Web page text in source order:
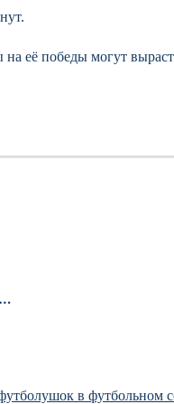
на её победы могут
шок в футбольном